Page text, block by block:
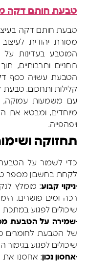
טבעת חותם דקה
טבעת חותם דקה
מסורת יהודית
המוטבע בעדינות על
רוחניים ותרבותיים,
הטבעת עשויה כסף דק
קלילות ותחכום.
עם משמעות עמוקה,
מיוחדים, ומבטא את
ויפהפייה.
תחזוקה
כדי לשמור על
לקחת בחשבון מספר
•ניקוי קבוע: מומלץ
רכה ומים פושרים.
שיכולים לפגוע במתכת
•שמירה על הטבעת
של הטבעת לחומרים
שיכולים לפגוע
•אחסון נכון: אחסנו את